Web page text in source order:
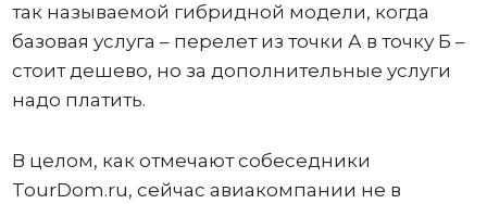
так называемой гибридной модели, когда
базовая услуга – перелет из точки А в точку Б –
стоит дешево, но за дополнительные услуги
надо платить.
В целом, как отмечают собеседники
TourDom.ru, сейчас авиакомпании не в